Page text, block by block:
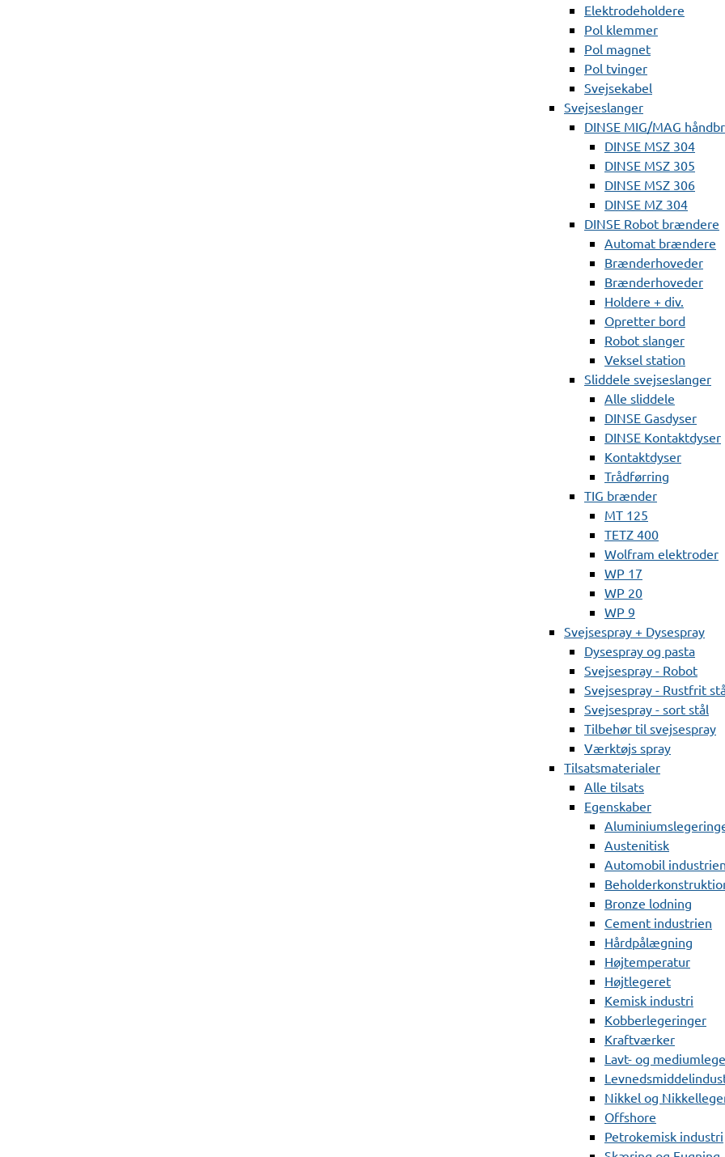
Elektrodeholdere
Pol klemmer
Pol magnet
Pol tvinger
Svejsekabel
Svejseslanger
DINSE MIG/MAG
DINSE MSZ 304
DINSE MSZ 305
DINSE MSZ 306
DINSE MZ 304
DINSE Robot brændere
Automat brændere
Brænderhoveder
Brænderhoveder
Holdere + div.
Opretter bord
Robot slanger
Veksel station
Sliddele svejseslanger
Alle sliddele
DINSE Gasdyser
DINSE Kontaktdyser
Kontaktdyser
Trådførring
TIG brænder
MT 125
TETZ 400
Wolfram elektroder
WP 17
WP 20
WP 9
Svejsespray + Dysespray
Dysespray og pasta
Svejsespray - Robot
Svejsespray - Rustfrit
Svejsespray - sort stål
Tilbehør til svejsespray
Værktøjs spray
Tilsatsmaterialer
Alle tilsats
Egenskaber
Austenitisk
Automobil industrien
Bronze lodning
Cement industrien
Hårdpålægning
Højtemperatur
Højtlegeret
Kemisk industri
Kobberlegeringer
Kraftværker
Lavt- og
Nikkel og
Offshore
Petrokemisk industri